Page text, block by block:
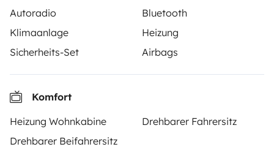
Autoradio
Bluetooth
Klimaanlage
Heizung
Sicherheits-Set
Airbags
Komfort
Heizung Wohnkabine
Drehbarer Fahrersitz
Drehbarer Beifahrersitz
Yescapa ist eine Plattform, die das Mieten von
Wohnmobilen und Campern zwischen Privatpersonen
die Wohnmobile von privat mieten möchten.
Note 4.55/5 von 208 Kundenbewertungen auf Trusted
Shops